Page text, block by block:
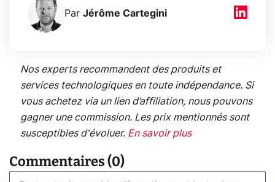
Par Jérôme Cartegini
Nos experts recommandent des produits et
services technologiques en toute indépendance. Si
vous achetez via un lien d’affiliation, nous pouvons
gagner une commission. Les prix mentionnés sont
susceptibles d'évoluer. En savoir plus
Commentaires (0)